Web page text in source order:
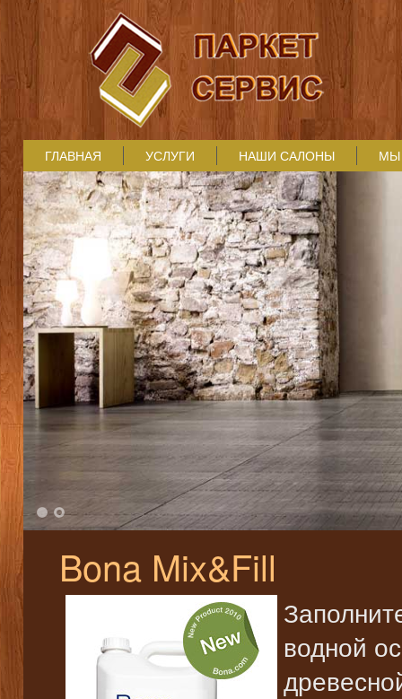
ГЛАВНАЯ УСЛУГИ НАШИ САЛОНЫ МЫ
1
Bona Mix&Fill
водной